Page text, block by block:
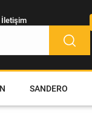
İletişim
SANDERO